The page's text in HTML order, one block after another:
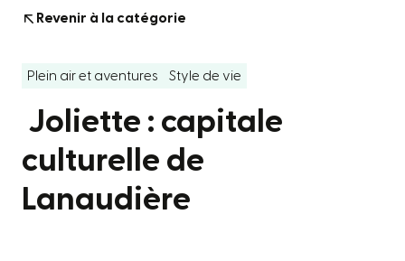
Revenir à la catégorie
Plein air et aventures Style de vie
Joliette : capitale
culturelle de
Lanaudière